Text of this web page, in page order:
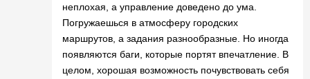
неплохая, а управление доведено до ума.
Погружаешься в атмосферу городских
маршрутов, а задания разнообразные. Но иногда
появляются баги, которые портят впечатление. В
целом, хорошая возможность почувствовать себя